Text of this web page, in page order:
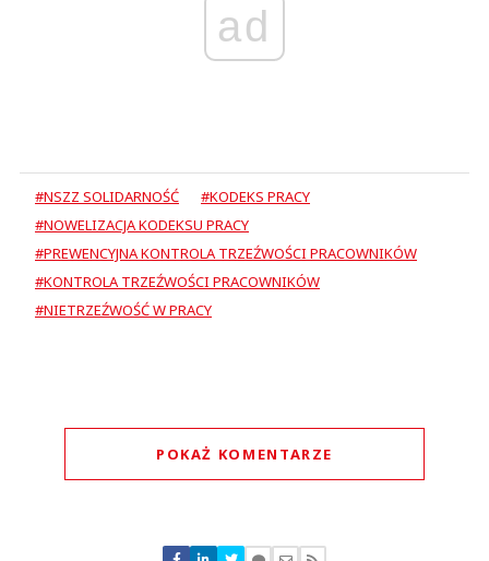
ad
#NSZZ SOLIDARNOŚĆ
#KODEKS PRACY
#NOWELIZACJA KODEKSU PRACY
#PREWENCYJNA KONTROLA TRZEŹWOŚCI PRACOWNIKÓW
#KONTROLA TRZEŹWOŚCI PRACOWNIKÓW
#NIETRZEŹWOŚĆ W PRACY
POKAŻ KOMENTARZE
Nie znaleziono komentarzy